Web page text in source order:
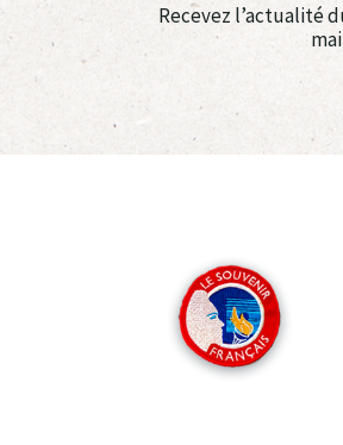
Recevez l’actualité